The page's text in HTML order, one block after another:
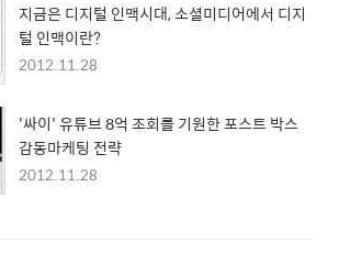
지금은 디지털 인맥시대, 소셜미디어에서 디지
털 인맥이란?
2012.11.28
'싸이' 유튜브 8억 조회를 기원한 포스트 박스
감동마케팅 전략
2012.11.28